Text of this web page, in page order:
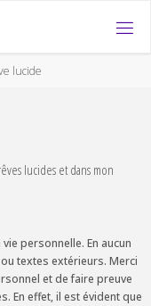
lucide
lucides et dans mon
personnelle. En aucun
textes extérieurs. Merci
et de faire preuve
En effet, il est évident que